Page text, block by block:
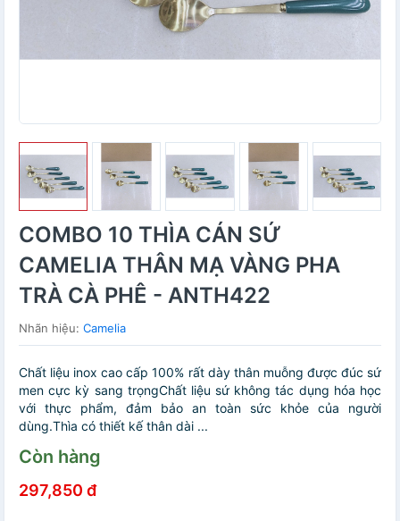
COMBO 10 THÌA CÁN SỨ
CAMELIA THÂN MẠ VÀNG PHA
TRÀ CÀ PHÊ - ANTH422
Nhãn hiệu: Camelia
Chất liệu inox cao cấp 100% rất dày thân muỗng được đúc sứ
men cực kỳ sang trọngChất liệu sứ không tác dụng hóa học
với thực phẩm, đảm bảo an toàn sức khỏe của người
dùng.Thìa có thiết kế thân dài ...
Còn hàng
297,850 đ